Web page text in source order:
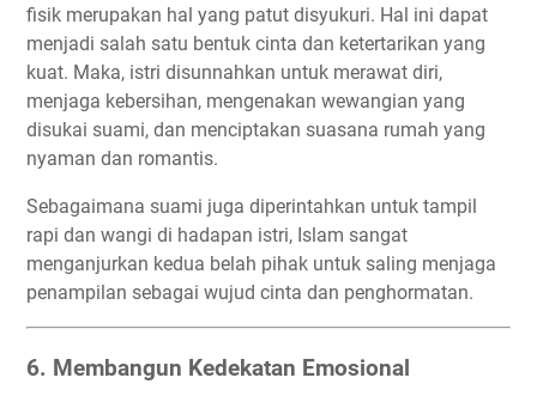
fisik merupakan hal yang patut disyukuri. Hal ini dapat
menjadi salah satu bentuk cinta dan ketertarikan yang
kuat. Maka, istri disunnahkan untuk merawat diri,
menjaga kebersihan, mengenakan wewangian yang
disukai suami, dan menciptakan suasana rumah yang
nyaman dan romantis.
Sebagaimana suami juga diperintahkan untuk tampil
rapi dan wangi di hadapan istri, Islam sangat
menganjurkan kedua belah pihak untuk saling menjaga
penampilan sebagai wujud cinta dan penghormatan.
6. Membangun Kedekatan Emosional